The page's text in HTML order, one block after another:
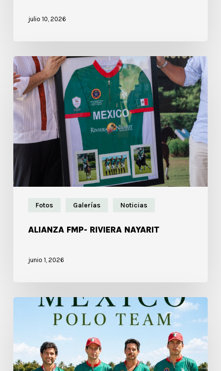
julio 10, 2026
Fotos Galerías Noticias
ALIANZA FMP- RIVIERA NAYARIT
junio 1, 2026